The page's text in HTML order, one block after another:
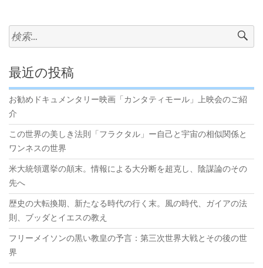
検
索:
最近の投稿
お勧めドキュメンタリー映画「カンタティモール」上映会のご紹
介
この世界の美しき法則「フラクタル」ー自己と宇宙の相似関係と
ワンネスの世界
米大統領選挙の顛末。情報による大分断を超克し、陰謀論のその
先へ
歴史の大転換期、新たなる時代の行く末。風の時代、ガイアの法
則、ブッダとイエスの教え
フリーメイソンの黒い教皇の予言：第三次世界大戦とその後の世
界